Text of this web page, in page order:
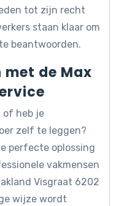
tot zijn recht
staan klaar om
beantwoorden.
met de Max
of heb je
zelf te leggen?
perfecte oplossing
vakmensen
Visgraat 6202
wijze wordt